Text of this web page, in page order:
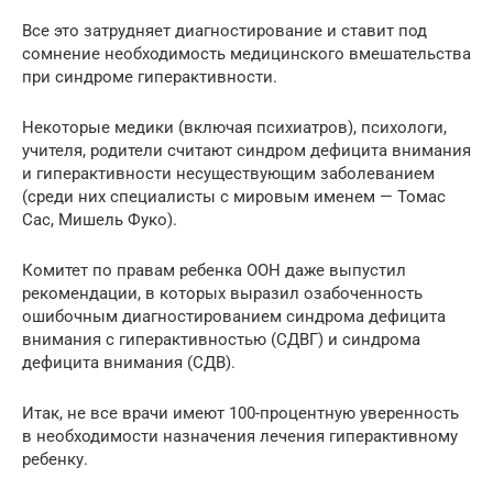
Все это затрудняет диагностирование и ставит под
сомнение необходимость медицинского вмешательства
при синдроме гиперактивности.
Некоторые медики (включая психиатров), психологи,
учителя, родители считают синдром дефицита внимания
и гиперактивности несуществующим заболеванием
(среди них специалисты с мировым именем — Томас
Сас, Мишель Фуко).
Комитет по правам ребенка ООН даже выпустил
рекомендации, в которых выразил озабоченность
ошибочным диагностированием синдрома дефицита
внимания с гиперактивностью (СДВГ) и синдрома
дефицита внимания (СДВ).
Итак, не все врачи имеют 100-процентную уверенность
в необходимости назначения лечения гиперактивному
ребенку.